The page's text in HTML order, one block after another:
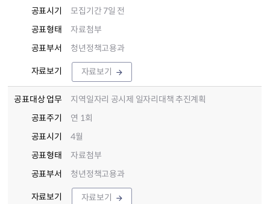
공표시기
모집기간 7일 전
공표형태
자료첨부
공표부서
청년정책고용과
자료보기 자료보기
공표대상 업무
지역일자리 공시제 일자리대책 추진계획
공표주기
연 1회
공표시기
4월
공표형태
자료첨부
공표부서
청년정책고용과
자료보기 자료보기